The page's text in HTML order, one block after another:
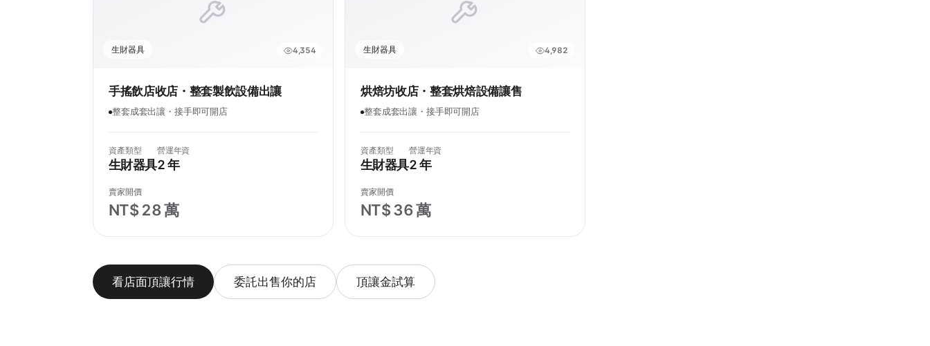
生財器具 4,354
手搖飲店收店・整套製飲設備出讓
整套成套出讓・接手即可開店
資產類型
生財器具
營運年資
2 年
賣家開價
NT$ 28 萬
生財器具 4,982
烘焙坊收店・整套烘焙設備讓售
整套成套出讓・接手即可開店
資產類型
生財器具
營運年資
2 年
賣家開價
NT$ 36 萬
看店面頂讓行情 委託出售你的店 頂讓金試算